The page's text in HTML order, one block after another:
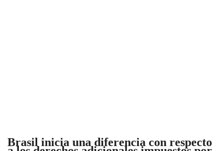
Brasil inicia una diferencia con respecto